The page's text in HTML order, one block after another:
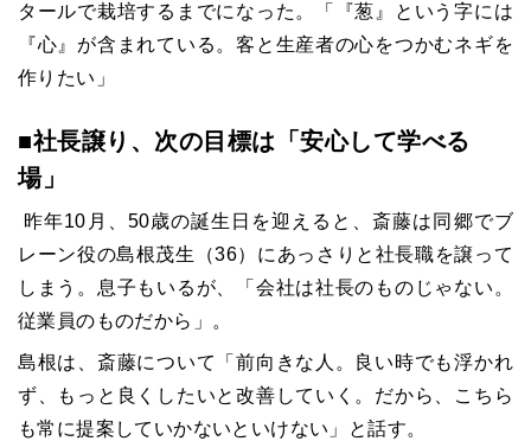
タールで栽培するまでになった。「『葱』という字には
『心』が含まれている。客と生産者の心をつかむネギを
作りたい」
■社長譲り、次の目標は「安心して学べる
場」
昨年10 月、 50歳の誕生日を迎えると、斎藤は同郷でブ
レーン役の島根茂生（36）にあっさりと社長職を譲って
しまう。息子もいるが、「会社は社長のものじゃない。
従業員のものだから」。
島根は、斎藤について「前向きな人。良い時でも浮かれ
ず、もっと良くしたいと改善していく。だから、こちら
も常に提案していかないといけない」と話す。